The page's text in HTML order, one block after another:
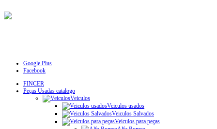
Google Plus
Facebook
FINCER
Peças Usadas catalogo
Veiculos
Veiculos usados
Veiculos Salvados
Veiculos para peças